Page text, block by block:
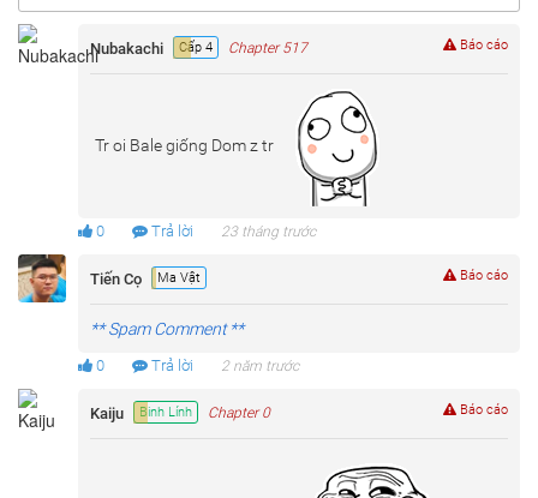
Nubakachi Cấp 4 Chapter 517
Tr oi Bale giống Dom z tr
0 Trả lời 23 tháng trước
Báo cáo
Tiến Cọ Ma Vật
** Spam Comment **
0 Trả lời 2 năm trước
Báo cáo
Kaiju Binh Lính Chapter 0 Báo cáo